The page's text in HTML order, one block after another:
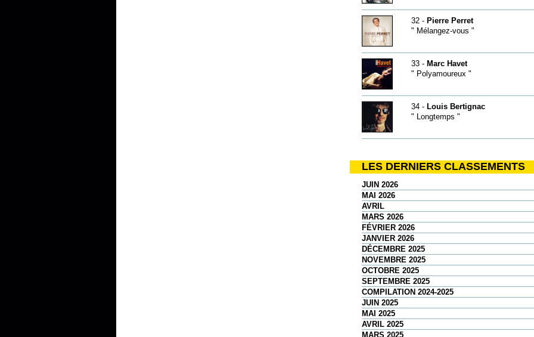
32 - Pierre Perret
" Mélangez-vous "
33 - Marc Havet
" Polyamoureux "
34 - Louis Bertignac
" Longtemps "
LES DERNIERS CLASSEMENTS
JUIN 2026
MAI 2026
AVRIL
MARS 2026
FÉVRIER 2026
JANVIER 2026
DÉCEMBRE 2025
NOVEMBRE 2025
OCTOBRE 2025
SEPTEMBRE 2025
COMPILATION 2024-2025
JUIN 2025
MAI 2025
AVRIL 2025
MARS 2025